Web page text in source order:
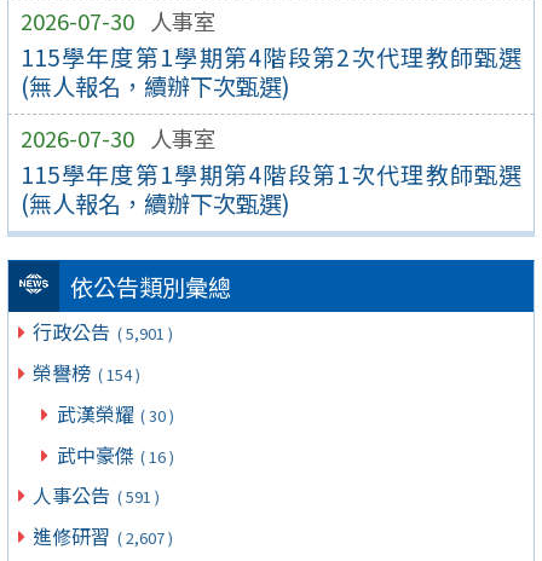
2026-07-30 人事室
115學年度第1學期第4階段第2次代理教師甄選
(無人報名，續辦下次甄選)
2026-07-30 人事室
115學年度第1學期第4階段第1次代理教師甄選
(無人報名，續辦下次甄選)
依公告類別彙總
行政公告 ( 5,901 )
榮譽榜 ( 154 )
武漢榮耀 ( 30 )
武中豪傑 ( 16 )
人事公告 ( 591 )
進修研習 ( 2,607 )